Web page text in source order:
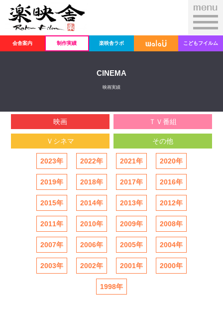
会舎案内 制作実績 楽映舎ラボ こどもフイルム
CINEMA
映画実績
映画 ＴＶ番組
Ｖシネマ その他
2023年 2022年 2021年 2020年
2019年 2018年 2017年 2016年
2015年 2014年 2013年 2012年
2011年 2010年 2009年 2008年
2007年 2006年 2005年 2004年
2003年 2002年 2001年 2000年
1998年